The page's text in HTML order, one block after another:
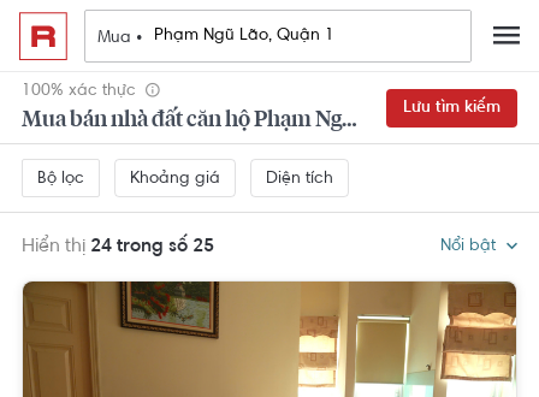
Mua •
100% xác thực
Mua bán nhà đất căn hộ Phạm Ngũ Lão, Quận 1
Lưu tìm kiếm
Bộ lọc Khoảng giá Diện tích
Hiển thị 24 trong số 25 Nổi bật